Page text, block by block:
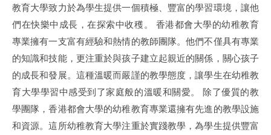
教育大學致力於為學生提供一個積極、豐富的學習環境，讓他
們在快樂中成長，在探索中收穫。 香港都會大學的幼稚教育
專業擁有一支富有經驗和熱情的教師團隊。他們不僅具有專業
的知識和技能，更注重於與孩子建立起親近的關係，關心孩子
的成長和發展。這種溫暖而嚴謹的教學態度，讓學生在幼稚教
育大學學習中感受到了家庭般的溫暖和關愛。 除了優質的教
學團隊，香港都會大學的幼稚教育專業還擁有先進的教學設施
和資源。這所幼稚教育大學注重於實踐教學，為學生提供豐富